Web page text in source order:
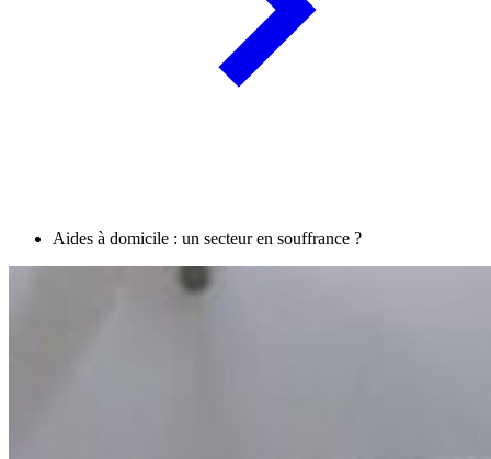
Aides à domicile : un secteur en souffrance ?